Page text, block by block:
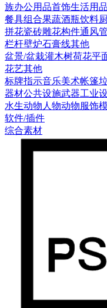
族办公用品首饰生活用品
餐具组合果蔬酒瓶饮料
拼花瓷砖雕花构件通风
栏杆壁炉石膏线其他
盆景/盆栽灌木树荷花平
花艺其他
标牌指示音乐美术帐篷
器材公共设施武器工业
水生动物 人物动物服饰
软件/插件
综合素材